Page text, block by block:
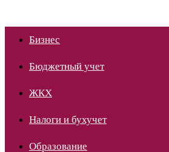
Бизнес
Бюджетный учет
ЖКХ
Налоги и бухучет
Образование